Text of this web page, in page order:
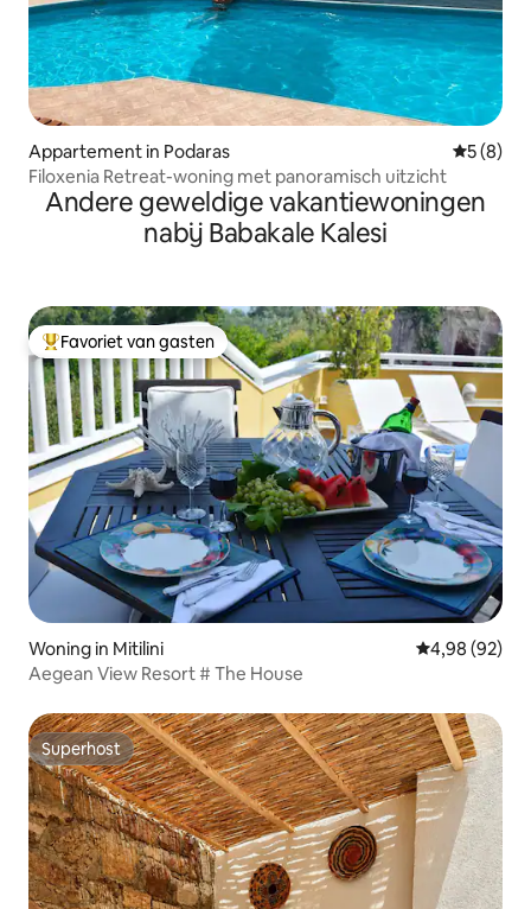
Appartement in Podaras
5 (8)
Filoxenia Retreat-woning met panoramisch uitzicht
Andere geweldige vakantiewoningen
nabij Babakale Kalesi
Topfavoriet van gasten
Favoriet van gasten
Woning in Mitilini Gemiddelde
4,98 (92)
Aegean View Resort # The House
Superhost
Superhost